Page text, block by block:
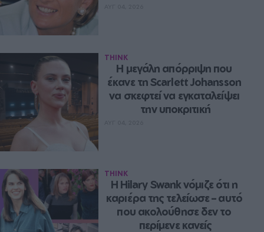
THINK
Η μεγάλη απόρριψη που
έκανε τη Scarlett Johansson
να σκεφτεί να εγκαταλείψει
την υποκριτική
THINK
Η Hilary Swank νόμιζε ότι η
καριέρα της τελείωσε – αυτό
που ακολούθησε δεν το
περίμενε κανείς